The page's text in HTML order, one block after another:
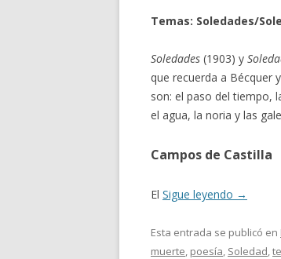
Temas: Soledades/
Soledades (1903) y
que recuerda a Bécquer
son: el paso del tiempo,
el agua, la noria y las
Campos de Castilla
El Sigue leyendo →
Esta entrada se publicó en
muerte, poesía, Soledad,